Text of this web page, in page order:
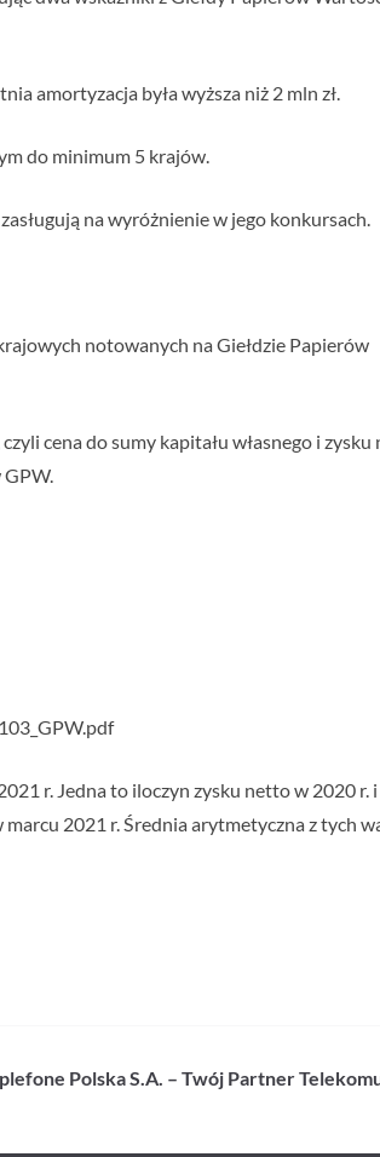
amortyzacja była wyższa niż 2 mln zł.
do minimum 5 krajów.
na wyróżnienie w jego konkursach.
notowanych na Giełdzie Papierów
cena do sumy kapitału własnego i zysku
r. Jedna to iloczyn zysku netto w 2020 r. i
2021 r. Średnia arytmetyczna z tych
Polska S.A. – Twój Partner